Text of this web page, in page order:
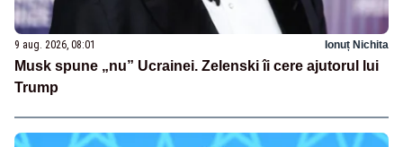
9 aug. 2026, 08:01 Ionuț Nichita
Musk spune „nu” Ucrainei. Zelenski îi cere ajutorul lui
Trump